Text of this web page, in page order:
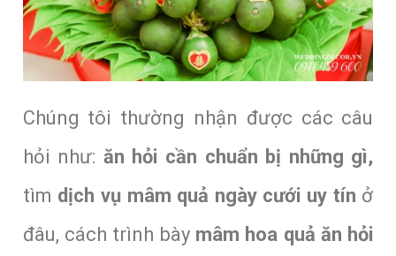
Chúng tôi thường nhận được các câu
hỏi như: ăn hỏi cần chuẩn bị những gì,
tìm dịch vụ mâm quả ngày cưới uy tín ở
đâu, cách trình bày mâm hoa quả ăn hỏi